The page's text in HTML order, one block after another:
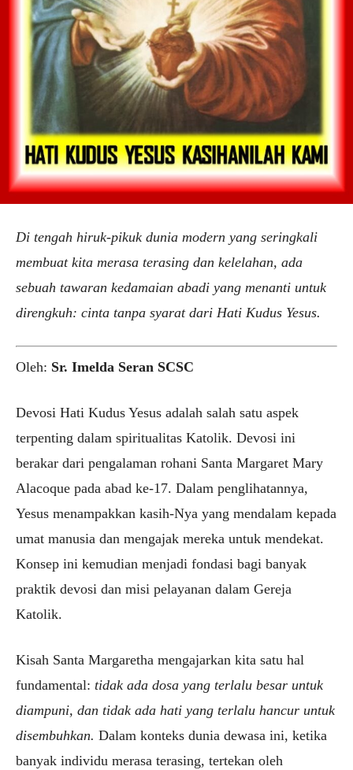
Di tengah hiruk-pikuk dunia modern yang seringkali
membuat kita merasa terasing dan kelelahan, ada
sebuah tawaran kedamaian abadi yang menanti untuk
direngkuh: cinta tanpa syarat dari Hati Kudus Yesus.
Oleh: Sr. Imelda Seran SCSC
Devosi Hati Kudus Yesus adalah salah satu aspek
terpenting dalam spiritualitas Katolik. Devosi ini
berakar dari pengalaman rohani Santa Margaret Mary
Alacoque pada abad ke-17. Dalam penglihatannya,
Yesus menampakkan kasih-Nya yang mendalam kepada
umat manusia dan mengajak mereka untuk mendekat.
Konsep ini kemudian menjadi fondasi bagi banyak
praktik devosi dan misi pelayanan dalam Gereja
Katolik.
Kisah Santa Margaretha mengajarkan kita satu hal
fundamental: tidak ada dosa yang terlalu besar untuk
diampuni, dan tidak ada hati yang terlalu hancur untuk
disembuhkan. Dalam konteks dunia dewasa ini, ketika
banyak individu merasa terasing, tertekan oleh